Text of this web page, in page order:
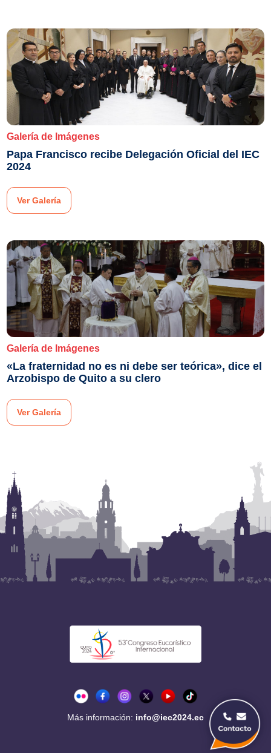
Galería de Imágenes
Papa Francisco recibe Delegación Oficial del IEC
2024
Ver Galería
Galería de Imágenes
«La fraternidad no es ni debe ser teórica», dice el
Arzobispo de Quito a su clero
Ver Galería
Más información: info@iec2024.ec